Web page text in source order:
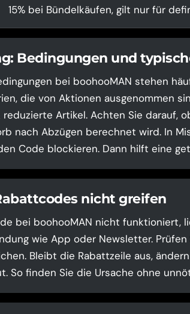
15% bei Bündelkäufen, gilt nur für
Bedingungen und
bei boohooMAN stehen
die von Aktionen ausgenommen
Artikel. Achten Sie darauf,
nach Abzügen berechnet wird. In
Code blockieren. Dann hilft eine
nicht greifen
bei boohooMAN nicht funktioniert,
wie App oder Newsletter.
Bleibt die Rabattzeile aus,
So finden Sie die Ursache ohne